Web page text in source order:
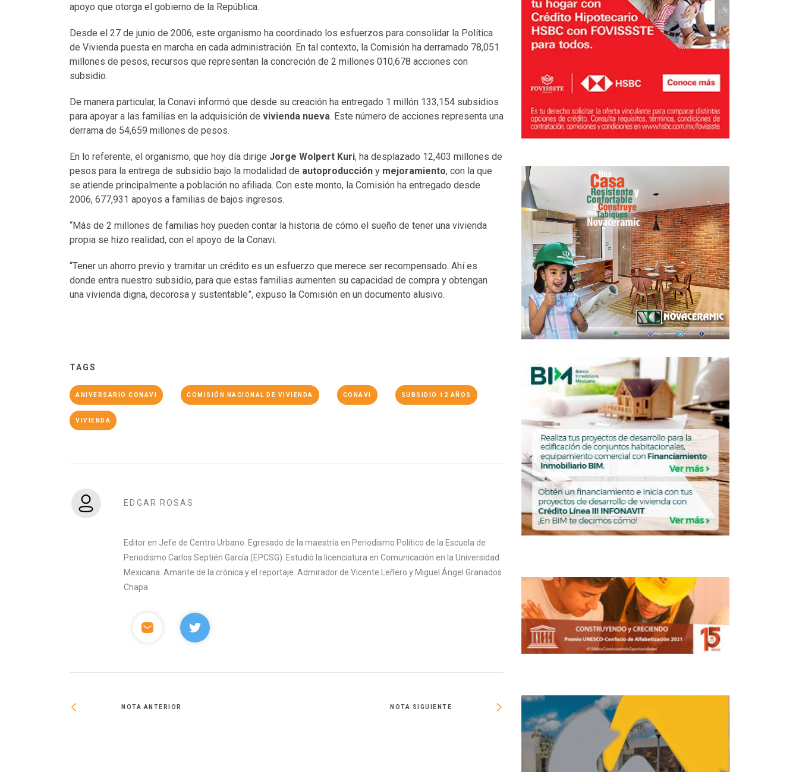
apoyo que otorga el gobierno de la República.
Desde el 27 de junio de 2006, este organismo ha coordinado los esfuerzos para consolidar la Política
de Vivienda puesta en marcha en cada administración. En tal contexto, la Comisión ha derramado 78,051
millones de pesos, recursos que representan la concreción de 2 millones 010,678 acciones con
subsidio.
De manera particular, la Conavi informó que desde su creación ha entregado 1 millón 133,154 subsidios
para apoyar a las familias en la adquisición de vivienda nueva. Este número de acciones representa una
derrama de 54,659 millones de pesos.
En lo referente, el organismo, que hoy día dirige Jorge Wolpert Kuri, ha desplazado 12,403 millones de
pesos para la entrega de subsidio bajo la modalidad de autoproducción y mejoramiento, con la que
se atiende principalmente a población no afiliada. Con este monto, la Comisión ha entregado desde
2006, 677,931 apoyos a familias de bajos ingresos.
“Más de 2 millones de familias hoy pueden contar la historia de cómo el sueño de tener una vivienda
propia se hizo realidad, con el apoyo de la Conavi.
“Tener un ahorro previo y tramitar un crédito es un esfuerzo que merece ser recompensado. Ahí es
donde entra nuestro subsidio, para que estas familias aumenten su capacidad de compra y obtengan
una vivienda digna, decorosa y sustentable”, expuso la Comisión en un documento alusivo.
TAGS
ANIVERSARIO CONAVI COMISIÓN NACIONAL DE VIVIENDA CONAVI SUBSIDIO 12 AÑOS
VIVIENDA
EDGAR ROSAS
Editor en Jefe de Centro Urbano. Egresado de la maestría en Periodismo Político de la Escuela de
Periodismo Carlos Septién García (EPCSG). Estudió la licenciatura en Comunicación en la Universidad
Mexicana. Amante de la crónica y el reportaje. Admirador de Vicente Leñero y Miguel Ángel Granados
Chapa.
NOTA ANTERIOR NOTA SIGUIENTE
Costo del suelo aumentó 35% en México en
tres años